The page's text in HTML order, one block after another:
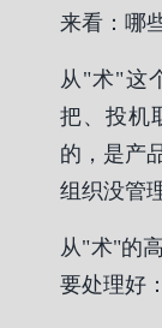
来看：哪
从"术"这
把、投机
的，是产
组织没管
从"术"的
要处理好：